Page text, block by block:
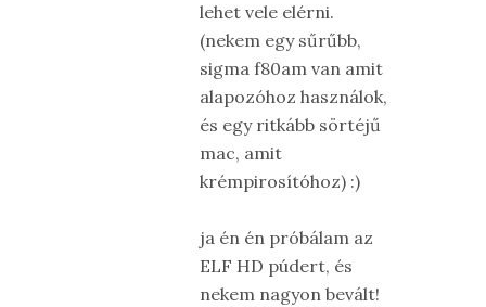
lehet vele elérni.
(nekem egy sűrűbb,
sigma f80am van amit
alapozóhoz használok,
és egy ritkább sörtéjű
mac, amit
krémpirosítóhoz) :)
ja én én próbálam az
ELF HD púdert, és
nekem nagyon bevált!